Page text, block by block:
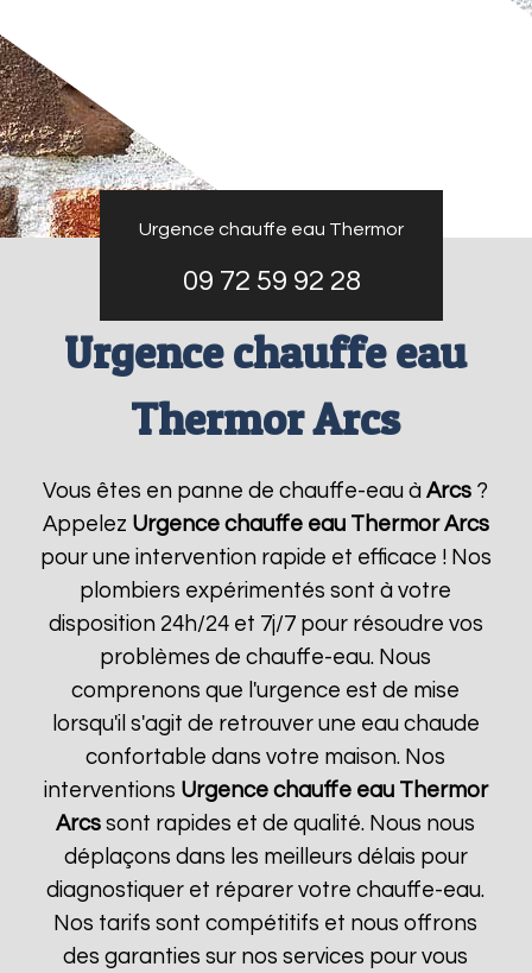
Urgence chauffe eau Thermor
09 72 59 92 28
Urgence chauffe eau
Thermor Arcs
Vous êtes en panne de chauffe-eau àArcs ?
Appelez Urgence chauffe eau Thermor Arcs
pour une intervention rapide et efficace ! Nos
plombiers expérimentés sont à votre
disposition 24h/24 et 7j/7 pour résoudre vos
problèmes de chauffe-eau. Nous
comprenons que l'urgence est de mise
lorsqu'il s'agit de retrouver une eau chaude
confortable dans votre maison. Nos
interventions Urgence chauffe eau Thermor
Arcs sont rapides et de qualité. Nous nous
déplaçons dans les meilleurs délais pour
diagnostiquer et réparer votre chauffe-eau.
Nos tarifs sont compétitifs et nous offrons
des garanties sur nos services pour vous